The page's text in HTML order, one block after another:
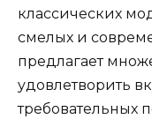
классических
смелых и
предлагает
удовлетворить
требовательных